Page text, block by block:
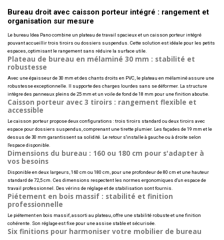
Bureau droit avec caisson porteur intégré : rangement et
organisation sur mesure
Le bureau Idea Pano combine un plateau de travail spacieux et un caisson porteur intégré
pouvant accueillir trois tiroirs ou dossiers suspendus. Cette solution est idéale pour les petits
espaces, optimisant le rangement sans réduire la surface utile.
Plateau de bureau en mélaminé 30 mm : stabilité et
robustesse
Avec une épaisseur de 30 mm et des chants droits en PVC, le plateau en mélaminé assure une
robustesse exceptionnelle. Il supporte des charges lourdes sans se déformer. La structure
intègre des panneaux pleins de 25 mm et un voile de fond de 18 mm pour une finition aboutie.
Caisson porteur avec 3 tiroirs : rangement flexible et
accessible
Le caisson porteur propose deux configurations : trois tiroirs standard ou deux tiroirs avec
espace pour dossiers suspendus, comprenant une tirette plumier. Les façades de 19 mm et le
dessus de 30 mm garantissent sa solidité. Le retour s'installe à gauche ou à droite selon
l'espace disponible.
Dimensions du bureau : 160 ou 180 cm pour s'adapter à
vos besoins
Disponible en deux largeurs, 160 cm ou 180 cm, pour une profondeur de 80 cm et une hauteur
standard de 72,5 cm. Ces dimensions respectent les normes ergonomiques d'un espace de
travail professionnel. Des vérins de réglage et de stabilisation sont fournis.
Piétement en bois massif : stabilité et finition
professionnelle
Le piétement en bois massif, assorti au plateau, offre une stabilité robuste et une finition
cohérente. Son réglage est fixe pour une assise stable et sécurisée.
Six finitions pour harmoniser votre mobilier de bureau